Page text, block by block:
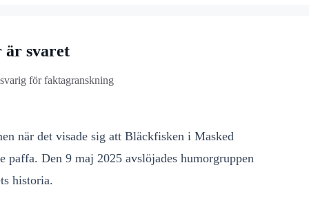
är svaret
för faktagranskning
när det visade sig att Bläckfisken i Masked
Den 9 maj 2025 avslöjades humorgruppen
historia.